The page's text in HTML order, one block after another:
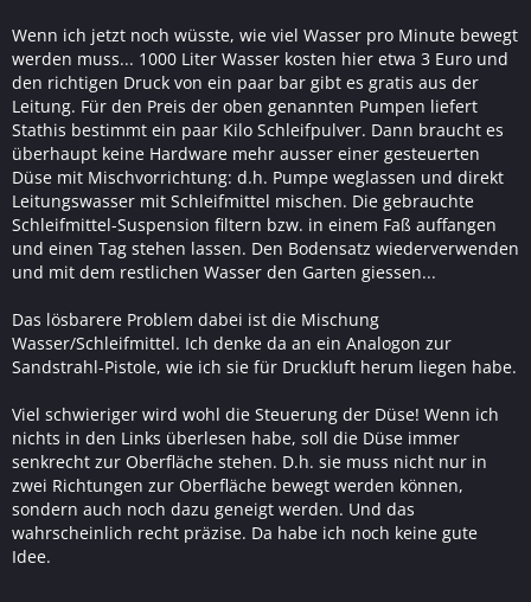
Wenn ich jetzt noch wüsste, wie viel Wasser pro Minute bewegt
werden muss... 1000 Liter Wasser kosten hier etwa 3 Euro und
den richtigen Druck von ein paar bar gibt es gratis aus der
Leitung. Für den Preis der oben genannten Pumpen liefert
Stathis bestimmt ein paar Kilo Schleifpulver. Dann braucht es
überhaupt keine Hardware mehr ausser einer gesteuerten
Düse mit Mischvorrichtung: d.h. Pumpe weglassen und direkt
Leitungswasser mit Schleifmittel mischen. Die gebrauchte
Schleifmittel-Suspension filtern bzw. in einem Faß auffangen
und einen Tag stehen lassen. Den Bodensatz wiederverwenden
und mit dem restlichen Wasser den Garten giessen...
Das lösbarere Problem dabei ist die Mischung
Wasser/Schleifmittel. Ich denke da an ein Analogon zur
Sandstrahl-Pistole, wie ich sie für Druckluft herum liegen habe.
Viel schwieriger wird wohl die Steuerung der Düse! Wenn ich
nichts in den Links überlesen habe, soll die Düse immer
senkrecht zur Oberfläche stehen. D.h. sie muss nicht nur in
zwei Richtungen zur Oberfläche bewegt werden können,
sondern auch noch dazu geneigt werden. Und das
wahrscheinlich recht präzise. Da habe ich noch keine gute
Idee.